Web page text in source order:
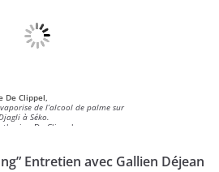
De Clippel,
de l’alcool de palme sur
à Séko.
De Clippel.
Entretien avec Gallien Déjean